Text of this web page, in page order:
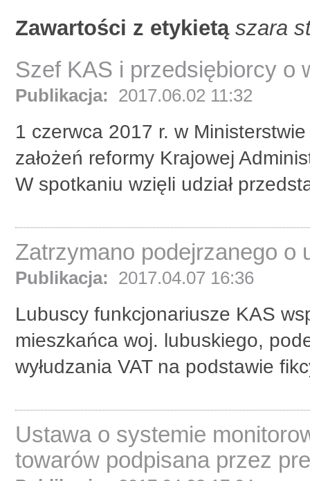
Zawartości z etykietą szara
Szef KAS i przedsiębiorcy o
Publikacja: 2017.06.02 11:32
1 czerwca 2017 r. w
założeń reformy Krajowej
W spotkaniu wzięli udział
Zatrzymano podejrzanego o
Publikacja: 2017.04.07 16:36
Lubuscy funkcjonariusze KAS
mieszkańca woj. lubuskiego,
wyłudzania VAT na podstawie
Ustawa o systemie
towarów podpisana przez